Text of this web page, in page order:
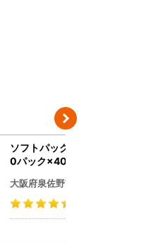
ソフトパックティッシュ 6
0パック×400枚
大阪府泉佐野市